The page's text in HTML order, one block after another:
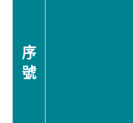
序
號